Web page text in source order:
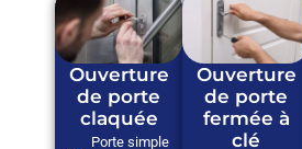
Ouverture
de porte
claquée
Porte simple
Ouverture
de porte
fermée à
clé